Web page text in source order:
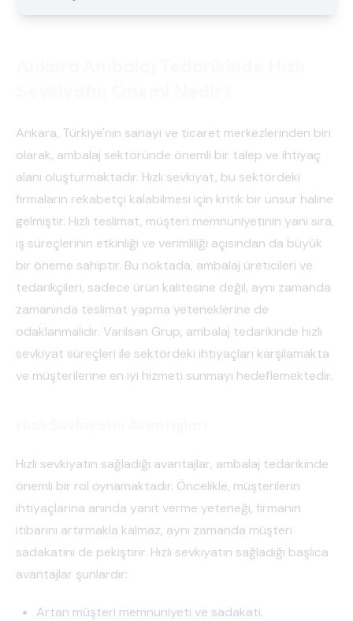
Ankara, Türkiye'nin sanayi ve ticaret merkezlerinden biri
olarak, ambalaj sektöründe önemli bir talep ve ihtiyaç
alanı oluşturmaktadır. Hızlı sevkiyat, bu sektördeki
firmaların rekabetçi kalabilmesi için kritik bir unsur haline
gelmiştir. Hızlı teslimat, müşteri memnuniyetinin yanı sıra,
iş süreçlerinin etkinliği ve verimliliği açısından da büyük
bir öneme sahiptir. Bu noktada, ambalaj üreticileri ve
tedarikçileri, sadece ürün kalitesine değil, aynı zamanda
zamanında teslimat yapma yeteneklerine de
odaklanmalıdır. Varilsan Grup, ambalaj tedarikinde hızlı
sevkiyat süreçleri ile sektördeki ihtiyaçları karşılamakta
ve müşterilerine en iyi hizmeti sunmayı hedeflemektedir.
Hızlı sevkiyatın sağladığı avantajlar, ambalaj tedarikinde
önemli bir rol oynamaktadır. Öncelikle, müşterilerin
ihtiyaçlarına anında yanıt verme yeteneği, firmanın
itibarını artırmakla kalmaz, aynı zamanda müşteri
sadakatini de pekiştirir. Hızlı sevkiyatın sağladığı başlıca
avantajlar şunlardır:
Artan müşteri memnuniyeti ve sadakati.